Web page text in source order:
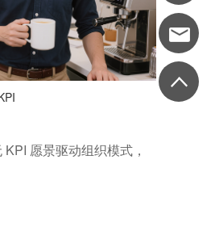
愿景驱动组织模式，